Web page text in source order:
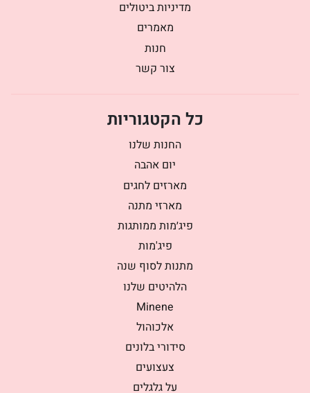
מדיניות ביטולים
מאמרים
חנות
צור קשר
כל הקטגוריות
החנות שלנו
יום אהבה
מארזים לחגים
מארזי מתנה
פיג׳מות ממותגות
פיג'מות
מתנות לסוף שנה
הלהיטים שלנו
Minene
אלכוהול
סידורי בלונים
צעצועים
על גלגלים